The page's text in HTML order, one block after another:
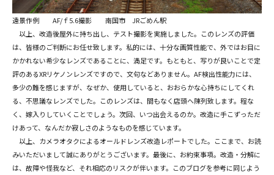
遠景作例 AF/ｆ5.6撮影 南国市 JRごめん駅
以上、改造後屋外に持ち出し、テスト撮影を実施しました。このレンズの評価
は、皆様のご判断にお任せ致します。私的には、十分な画質性能で、外ではお目に
かかれない希少なレンズであることに、満足です。もともと、写りが良いことで定
評のあるXRリケノンレンズですので、文句などありません。AF検出性能力には、
多少の難を感じますが、なぜか、使用していると、おおらかな心持ちにしてくれ
る、不思議なレンズでした。このレンズは、間もなく店頭へ陳列致します。程な
く、嫁入りしていくことでしょう。次回、いつ出会えるのか。改造に手こずっただ
けあって、なんだか寂しさのようなものを感じています。
以上、カメラオタクによるオールドレンズ改造レポートでした。ここまで、お読
みいただいまして誠にありがとうございます。最後に、お約束事項。改造・分解に
は、故障や怪我など、それ相応のリスクが伴います。このブログを参考に同じよう